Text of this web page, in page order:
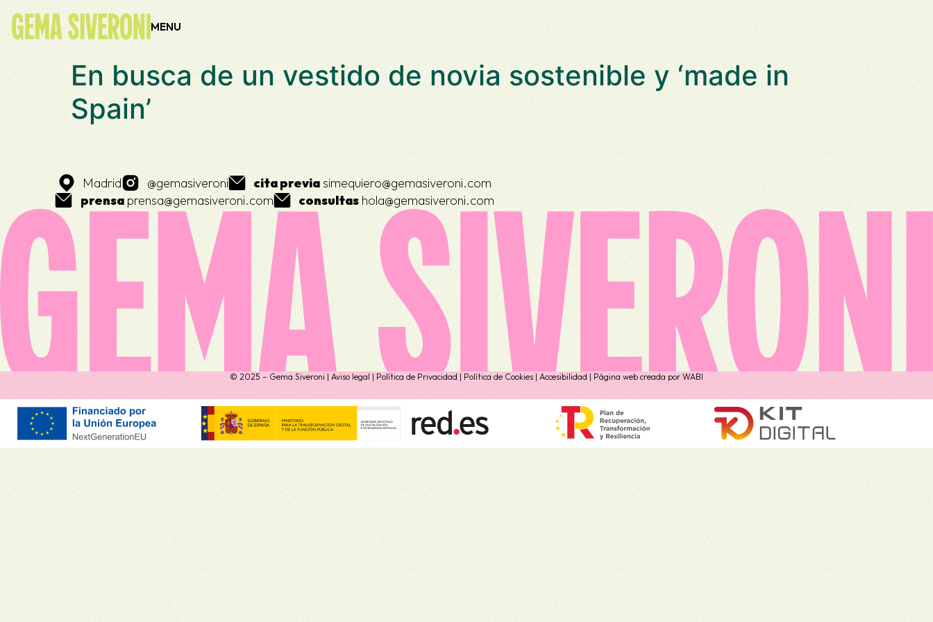
MENU
En busca de un vestido de novia sostenible y ‘made in
Spain’
Madrid @gemasiveroni cita previasimequiero@gemasiveroni.com
prensaprensa@gemasiveroni.com consultashola@gemasiveroni.com
© 2025 – Gema Siveroni | Aviso legal | Política de Privacidad | Política de Cookies | Accesibilidad | Página web creada por WABI